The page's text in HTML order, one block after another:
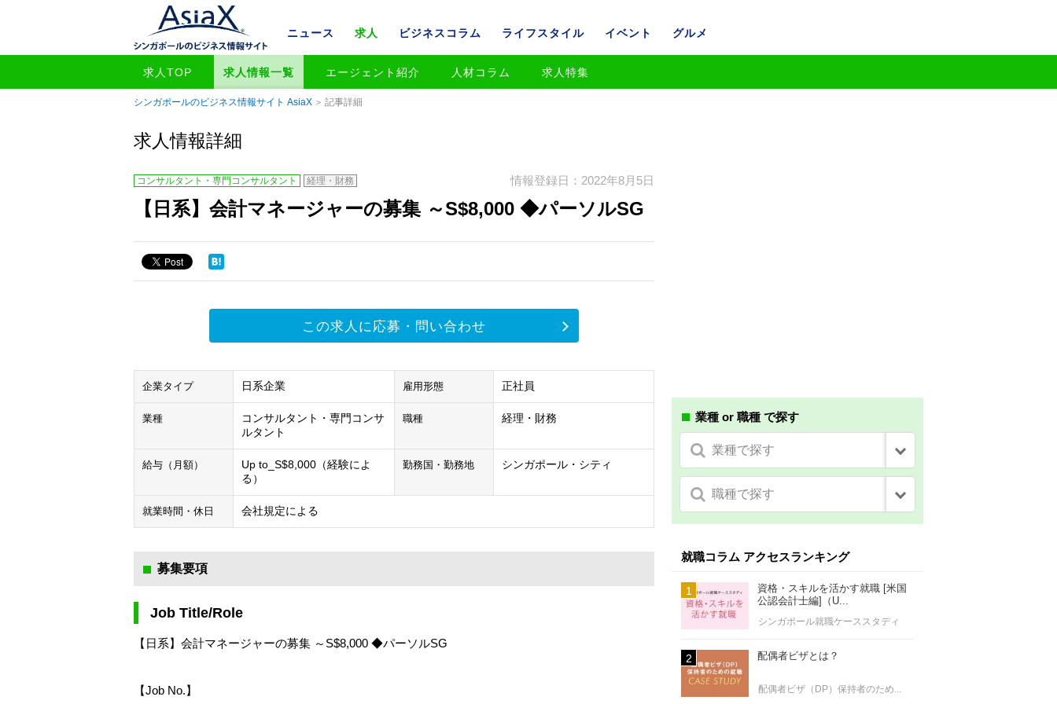
ニュース 求人 ビジネスコラム ライフスタイル イベント グルメ
求人TOP 求人情報一覧 エージェント紹介 人材コラム 求人特集
シンガポールのビジネス情報サイト AsiaX 記事詳細
求人情報詳細
コンサルタント・専門コンサルタント 経理・財務 情報登録日：2022年8月5日
【日系】会計マネージャーの募集 ～S$8,000 ◆パーソルSG
この求人に応募・問い合わせ
企業タイプ 日系企業 雇用形態 正社員
業種
コンサルタント・専門コンサ
ルタント
職種 経理・財務
給与（月額）
Up to_S$8,000（経験によ
る）
勤務国・勤務地 シンガポール・シティ
就業時間・休日 会社規定による
募集要項
Job Title/Role
【日系】会計マネージャーの募集 ～S$8,000 ◆パーソルSG
【Job No.】
業種 or 職種 で探す
業種で探す
職種で探す
就職コラム アクセスランキング
資格・スキルを活かす就職 [米国
公認会計士編]（U...
シンガポール就職ケーススタディ
配偶者ビザとは？
配偶者ビザ（DP）保持者のため...